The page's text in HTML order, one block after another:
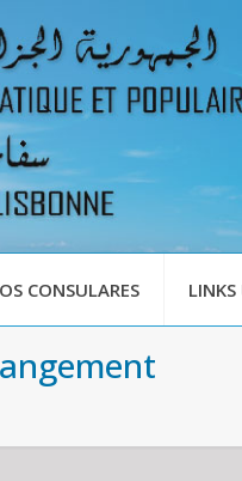
CONSULARES LINKS